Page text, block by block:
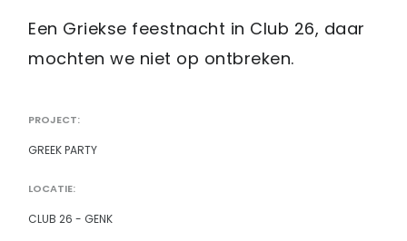
Een Griekse feestnacht in Club 26, daar
mochten we niet op ontbreken.
PROJECT:
GREEK PARTY
LOCATIE:
CLUB 26 - GENK